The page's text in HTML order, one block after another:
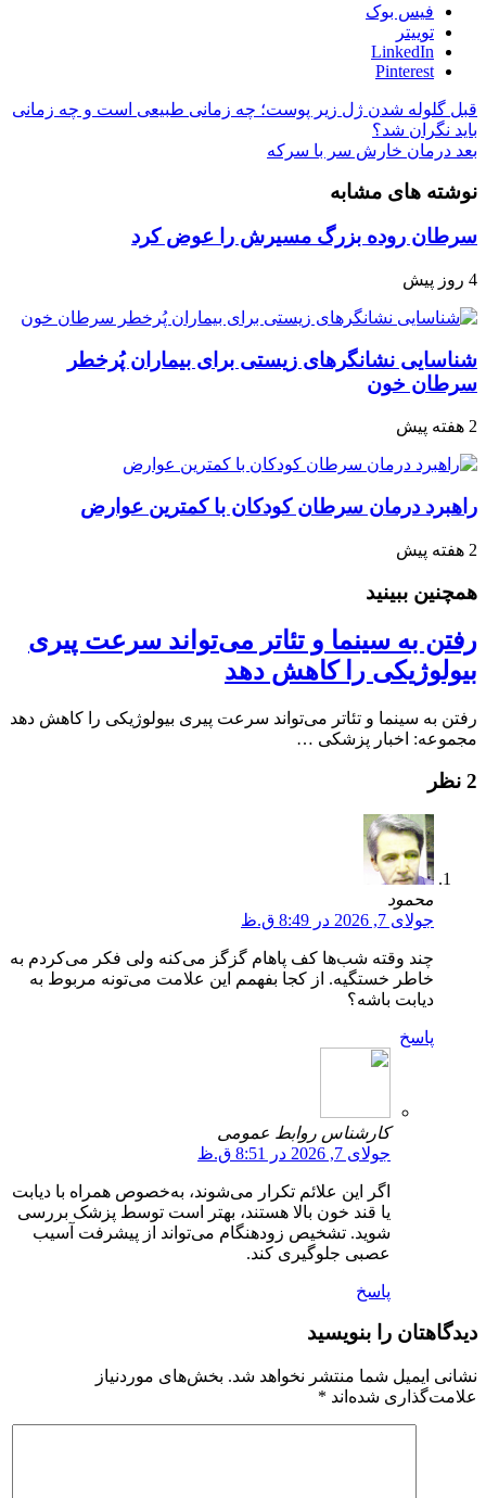
فیس بوک
توییتر
LinkedIn
Pinterest
قبل گلوله شدن ژل زیر پوست؛ چه زمانی طبیعی است و چه زمانی
باید نگران شد؟
بعد درمان خارش سر با سرکه
نوشته های مشابه
سرطان روده بزرگ مسیرش را عوض کرد
4 روز پیش
شناسایی نشانگرهای زیستی برای بیماران پُرخطر
سرطان خون
2 هفته پیش
راهبرد درمان سرطان کودکان با کمترین عوارض
2 هفته پیش
همچنین ببینید
رفتن به سینما و تئاتر می‌تواند سرعت پیری
بیولوژیکی را کاهش دهد
رفتن به سینما و تئاتر می‌تواند سرعت پیری بیولوژیکی را کاهش دهد
مجموعه: اخبار پزشکی …
2 نظر
محمود
جولای 7, 2026 در 8:49 ق.ظ
چند وقته شب‌ها کف پاهام گزگز می‌کنه ولی فکر می‌کردم به
خاطر خستگیه. از کجا بفهمم این علامت می‌تونه مربوط به
دیابت باشه؟
پاسخ
کارشناس روابط عمومی
جولای 7, 2026 در 8:51 ق.ظ
اگر این علائم تکرار می‌شوند، به‌خصوص همراه با دیابت
یا قند خون بالا هستند، بهتر است توسط پزشک بررسی
شوید. تشخیص زودهنگام می‌تواند از پیشرفت آسیب
عصبی جلوگیری کند.
پاسخ
دیدگاهتان را بنویسید
نشانی ایمیل شما منتشر نخواهد شد. بخش‌های موردنیاز
علامت‌گذاری شده‌اند *